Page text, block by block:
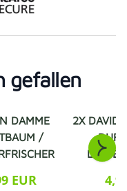
gefallen
DAMME
/
EUR
2X DAVID